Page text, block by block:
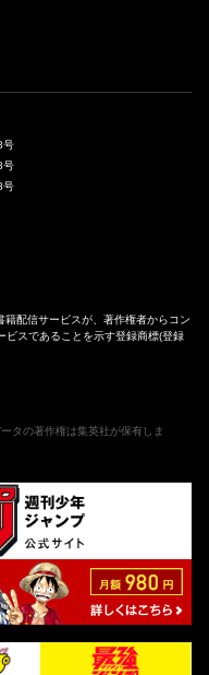
号
号
号
配信サービスが、著作権者からコン
ビスであることを示す登録商標(登録
タの著作権は集英社が保有しま